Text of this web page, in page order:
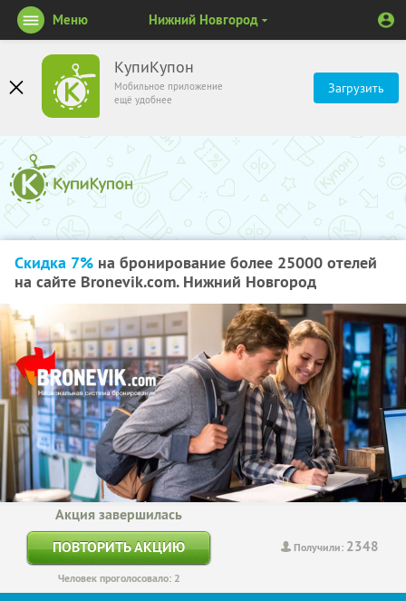
КупиКупон
Мобильное приложение
ещё удобнее
Загрузить
Меню Нижний Новгород
Скидка 7% на бронирование более 25000 отелей
на сайте Bronevik.com. Нижний Новгород
Получили: 2348
Акция завершилась
ПОВТОРИТЬ АКЦИЮ
Человек проголосовало: 2